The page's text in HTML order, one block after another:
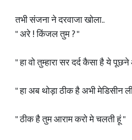
तभी संजना ने दरवाजा खोला..
" अरे ! किंजल तुम ? "
" हा वो तुम्हारा सर दर्द कैसा है ये
" हा अब थोड़ा ठीक है अभी मेडिसीन
" ठीक है तुम आराम करो मे चलती हूं "